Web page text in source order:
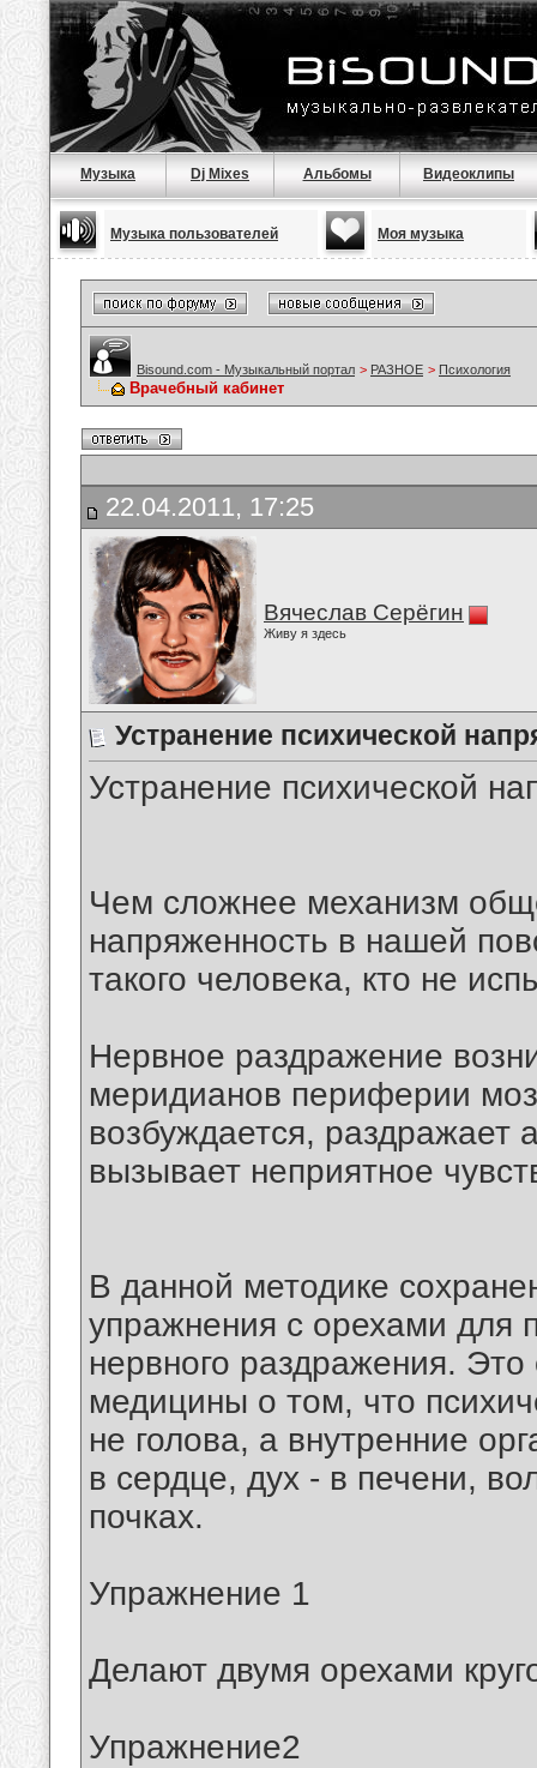
Музыка Dj Mixes Альбомы Видеоклипы
Музыка пользователей Моя музыка
Bisound.com - Музыкальный портал > РАЗНОЕ > Психология
Врачебный кабинет
22.04.2011, 17:25
Вячеслав Серёгин
Живу я здесь
Устранение психической
Устранение психической
Чем сложнее механизм
напряженность в нашей
такого человека, кто не
Нервное раздражение
меридианов периферии
возбуждается, раздражает
вызывает неприятное
В данной методике
упражнения с орехами для
нервного раздражения.
медицины о том, что
не голова, а внутренние
в сердце, дух - в печени,
почках.
Упражнение 1
Делают двумя орехами
Упражнение2